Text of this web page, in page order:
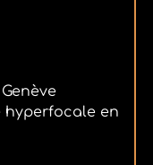
hyperfocale en